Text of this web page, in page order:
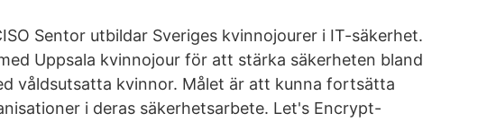
Sentor utbildar Sveriges kvinnojourer i IT-säkerhet.
Uppsala kvinnojour för att stärka säkerheten bland
våldsutsatta kvinnor. Målet är att kunna fortsätta
i deras säkerhetsarbete. Let's Encrypt-